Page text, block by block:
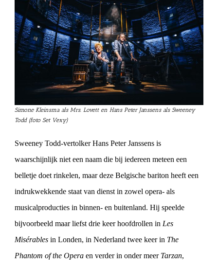
Simone Kleinsma als Mrs. Lovett en Hans Peter Janssens als Sweeney
Todd (foto Set Vexy)
Sweeney Todd-vertolker Hans Peter Janssens is
waarschijnlijk niet een naam die bij iedereen meteen een
belletje doet rinkelen, maar deze Belgische bariton heeft een
indrukwekkende staat van dienst in zowel opera- als
musicalproducties in binnen- en buitenland. Hij speelde
bijvoorbeeld maar liefst drie keer hoofdrollen in Les
Misérables in Londen, in Nederland twee keer in The
Phantom of the Opera en verder in onder meer Tarzan,